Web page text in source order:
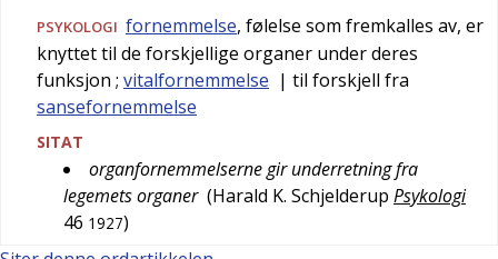
PSYKOLOGI fornemmelse, følelse som fremkalles av, er
knyttet til de forskjellige organer under deres
funksjon ; vitalfornemmelse | til forskjell fra
sansefornemmelse
SITAT
organfornemmelserne gir underretning fra
legemets organer (Harald K. Schjelderup Psykologi
46 1927)